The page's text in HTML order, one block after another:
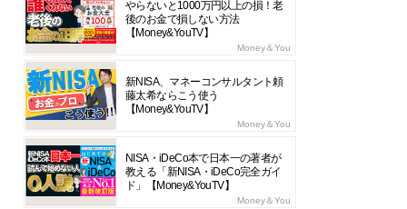
やらないと1000万円以上の損！老
後のお金で損しない方法
【Money&YouTV】
Money＆You
新NISA、マネーコンサルタント頼
藤太希ならこう使う
【Money&YouTV】
Money＆You
NISA・iDeCo本で日本一の著者が
教える「新NISA・iDeCo完全ガイ
ド」【Money&YouTV】
Money＆You